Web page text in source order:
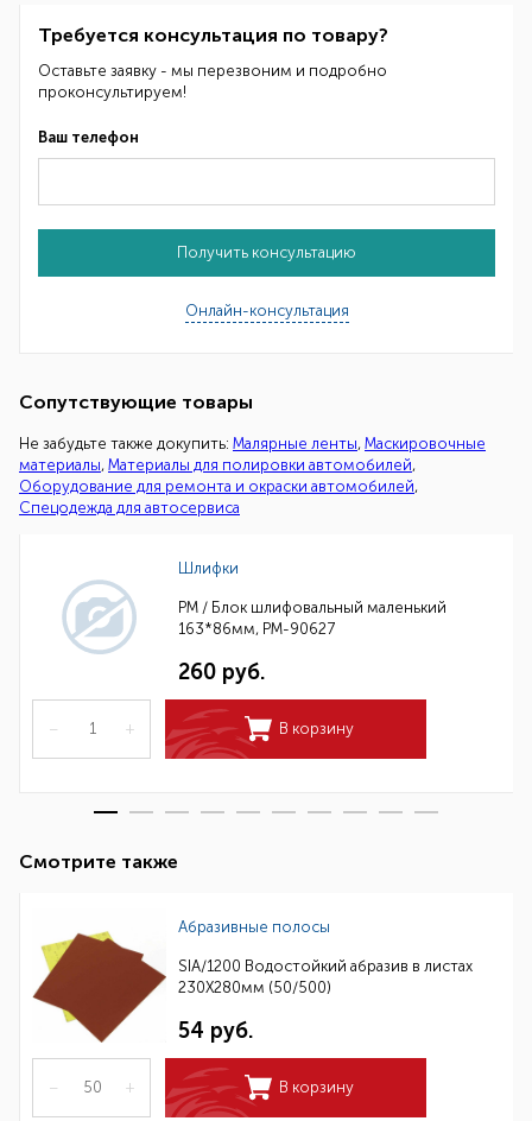
Требуется консультация по товару?
Оставьте заявку - мы перезвоним и подробно
проконсультируем!
Ваш телефон
Получить консультацию
Онлайн-консультация
Сопутствующие товары
Не забудьте также докупить: Малярные ленты, Маскировочные
материалы, Материалы для полировки автомобилей,
Оборудование для ремонта и окраски автомобилей,
Спецодежда для автосервиса
Шлифки
РМ / Блок шлифовальный маленький
163*86мм, РМ-90627
260 руб.
– + В корзину
Смотрите также
Абразивные полосы
SIA/1200 Водостойкий абразив в листах
230Х280мм (50/500)
54 руб.
– + В корзину